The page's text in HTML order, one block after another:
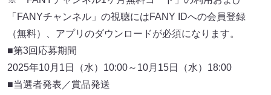
「FANYチャンネル」の視聴にはFANY IDへの会員登録
（無料）、アプリのダウンロードが必須になります。
■第3回応募期間
2025年10月1日（水）10:00～10月15日（水）18:00
■当選者発表／賞品発送